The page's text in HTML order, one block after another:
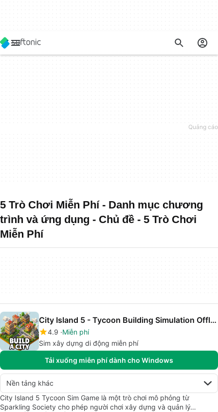
5 Trò Chơi Miễn Phí - Danh mục chương
trình và ứng dụng - Chủ đề - 5 Trò Chơi
Miễn Phí
City Island 5 - Tycoon Building Simulation Offline
4.9 Miễn phí
Sim xây dựng di động miễn phí
Tải xuống miễn phí dành cho Windows
Nền tảng khác
City Island 5 Tycoon Sim Game là một trò chơi mô phỏng từ
Sparkling Society cho phép người chơi xây dựng và quản lý…